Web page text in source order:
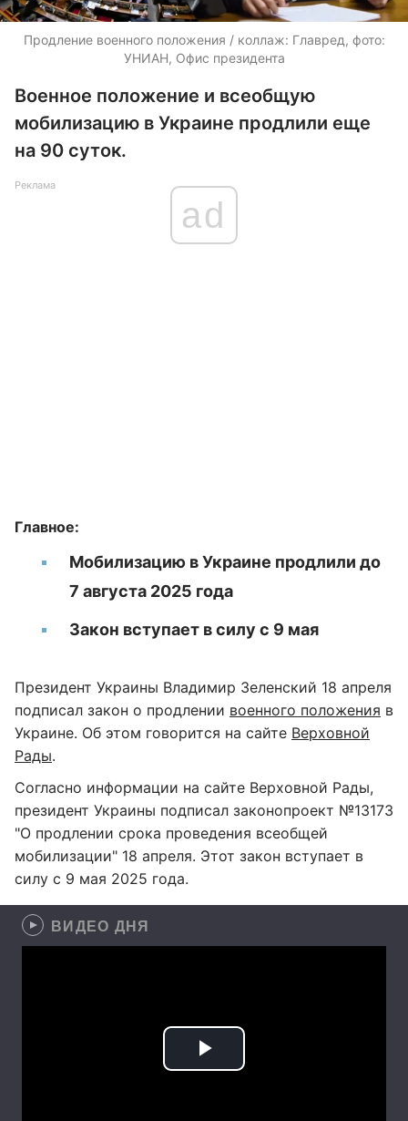
Продление военного положения / коллаж: Главред, фото:
УНИАН, Офис президента
Военное положение и всеобщую
мобилизацию в Украине продлили еще
на 90 суток.
Реклама
ad
Главное:
Мобилизацию в Украине продлили до
7 августа 2025 года
Закон вступает в силу с 9 мая
Президент Украины Владимир Зеленский 18 апреля
подписал закон о продлении военного положения в
Украине. Об этом говорится на сайте Верховной
Рады.
Согласно информации на сайте Верховной Рады,
президент Украины подписал законопроект №13173
"О продлении срока проведения всеобщей
мобилизации" 18 апреля. Этот закон вступает в
силу с 9 мая 2025 года.
ВИДЕО ДНЯ